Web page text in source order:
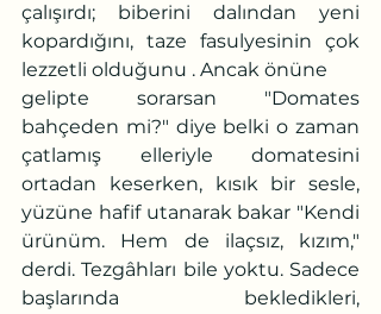
çalışırdı; biberini dalından yeni
kopardığını, taze fasulyesinin çok
lezzetli olduğunu . Ancak önüne
gelipte sorarsan "Domates
bahçeden mi?" diye belki o zaman
çatlamış elleriyle domatesini
ortadan keserken, kısık bir sesle,
yüzüne hafif utanarak bakar "Kendi
ürünüm. Hem de ilaçsız, kızım,"
derdi. Tezgâhları bile yoktu. Sadece
başlarında bekledikleri,